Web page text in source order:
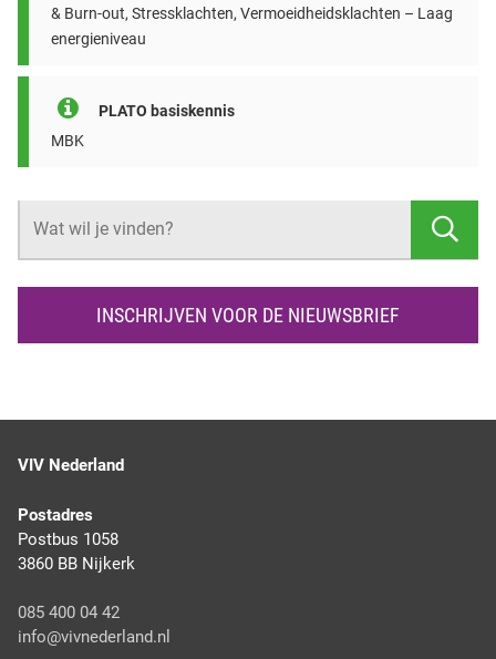
& Burn-out, Stressklachten, Vermoeidheidsklachten – Laag
energieniveau
PLATO basiskennis
MBK
E
E
INSCHRIJVEN VOOR DE NIEUWSBRIEF
VIV Nederland
Postadres
Postbus 1058
3860 BB Nijkerk
085 400 04 42
info@vivnederland.nl